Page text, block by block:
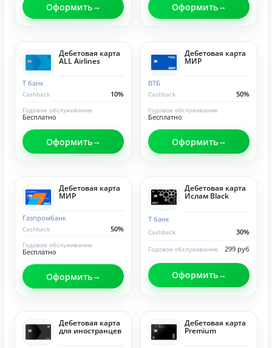
Оформить Оформить
Дебетовая карта
ALL Airlines
Т банк
10%
Cashback
Бесплатно
Годовое обслуживание
Оформить
Дебетовая карта
МИР
ВТБ
50%
Cashback
Бесплатно
Годовое обслуживание
Оформить
Дебетовая карта
МИР
Газпромбанк
50%
Cashback
Бесплатно
Годовое обслуживание
Оформить
Дебетовая карта
Ислам Black
Т банк
30%
Cashback
299 руб
Годовое обслуживание
Оформить
Дебетовая карта
для иностранцев
Дебетовая карта
Premium